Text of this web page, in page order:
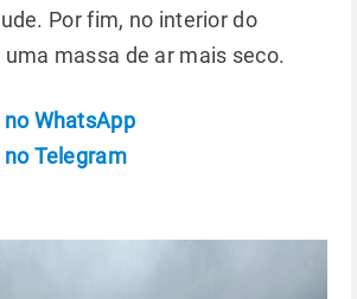
Por fim, no interior do
massa de ar mais seco.
WhatsApp
Telegram